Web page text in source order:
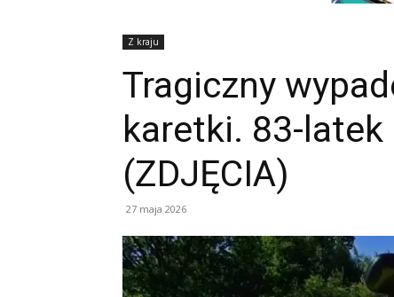
Z kraju
Tragiczny
karetki. 83-latek
(ZDJĘCIA)
27 maja 2026